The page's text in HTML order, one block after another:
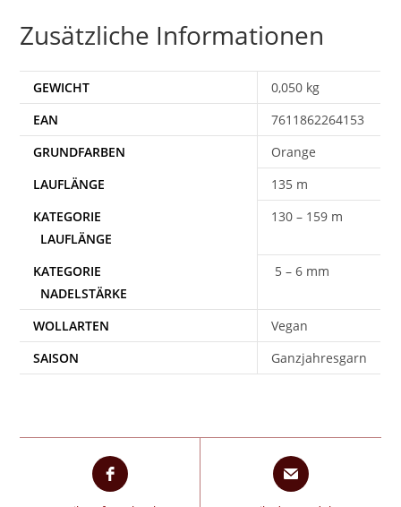
Zusätzliche Informationen
GEWICHT
0,050 kg
EAN
7611862264153
Orange
135 m
130 – 159 m
5 – 6 mm
WOLLARTEN
Vegan
SAISON
Ganzjahresgarn